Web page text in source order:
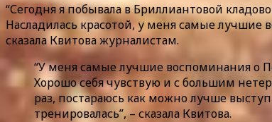
“Сегодня я побывала в Бриллиантовой
Насладилась красотой, у меня самые лучшие
сказала Квитова журналистам.
“У меня самые лучшие воспоминания о
Хорошо себя чувствую и с большим
раз, постараюсь как можно лучше
тренировалась”, – сказала Квитова.